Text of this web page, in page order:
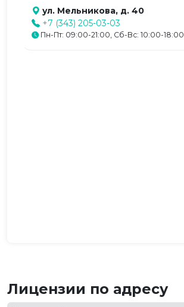
ул. Мельникова, д. 40
+7 (343) 205-03-03
Пн-Пт: 09:00-21:00, Сб-Вс: 10:00-18:00
Лицензии по адресу